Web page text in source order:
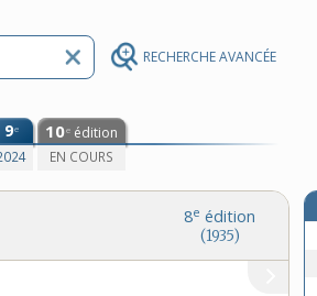
RECHERCHE AVANCÉE
9e 10e édition
EN COURS
8e édition
(1935)